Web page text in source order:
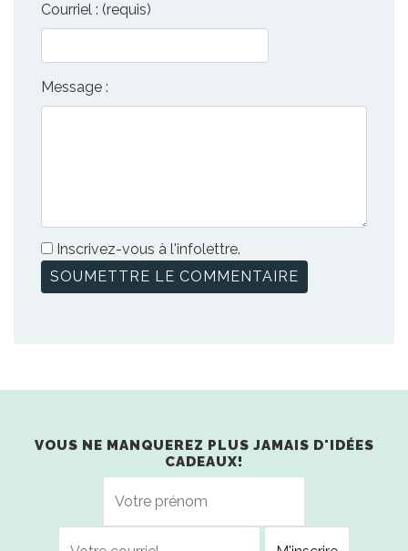
Courriel : (requis)
Message :
Inscrivez-vous à l'infolettre.
VOUS NE MANQUEREZ PLUS JAMAIS D'IDÉES
CADEAUX!